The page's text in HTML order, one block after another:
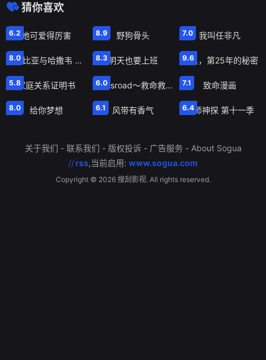
猜你喜欢
6.2 她可爱得厉害 8.9 野狗骨头 7.0 我叫任非凡
8.0
第10集
莎士比亚与哈撒韦 私人调查员 第一季 8.3
第8集
明天也要上班 9.6
第1集
告白，第25年的秘密
5.8
第6集
家庭关系证明书 6.0
第2集
Crossroad～救命救急的约定 7.1
第2集
致命漫画
8.0
第2集
给你梦想 6.1
第77集
风带有香气 6.4
第5集
牧师神探 第十一季
关于我们 - 联系我们 - 版权投诉- 广告服务 - About Sogua
//rss,当前启用: www.sogua.com
Copyright © 2026 搜刮影视. All rights reserved.